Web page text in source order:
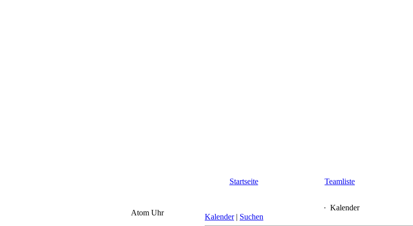
Startseite Teamliste
Atom Uhr
· Kalender
Kalender | Suchen